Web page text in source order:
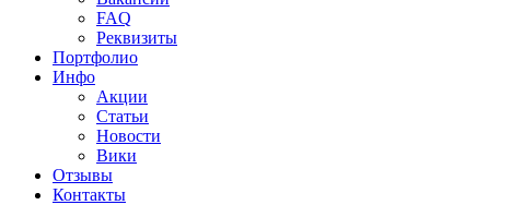
FAQ
Реквизиты
Портфолио
Инфо
Акции
Статьи
Новости
Вики
Отзывы
Контакты